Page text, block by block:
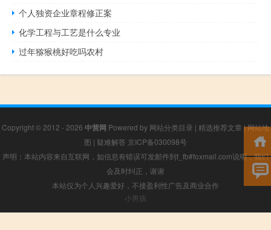
个人独资企业章程修正案
化学工程与工艺是什么专业
过年猕猴桃好吃吗农村
Copyright © 2012 - 2026 中营网 Powered by 网站分类目录 | 精选推荐文章 |网站地
图 | 疑难解答 京ICP备030098号
声明：本站内容来自互联网，如信息有错误可发邮件到f_fb#foxmail.com说明，我们
会及时纠正，谢谢
本站仅为个人兴趣爱好，不接盈利性广告及商业合作
小男孩